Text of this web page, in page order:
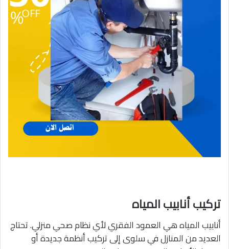
تركيب أنابيب المياه
أنابيب المياه هي العمود الفقري لأي نظام صحي منزلي. تحتاج
العديد من المنازل في سلوى إلى تركيب أنظمة جديدة أو